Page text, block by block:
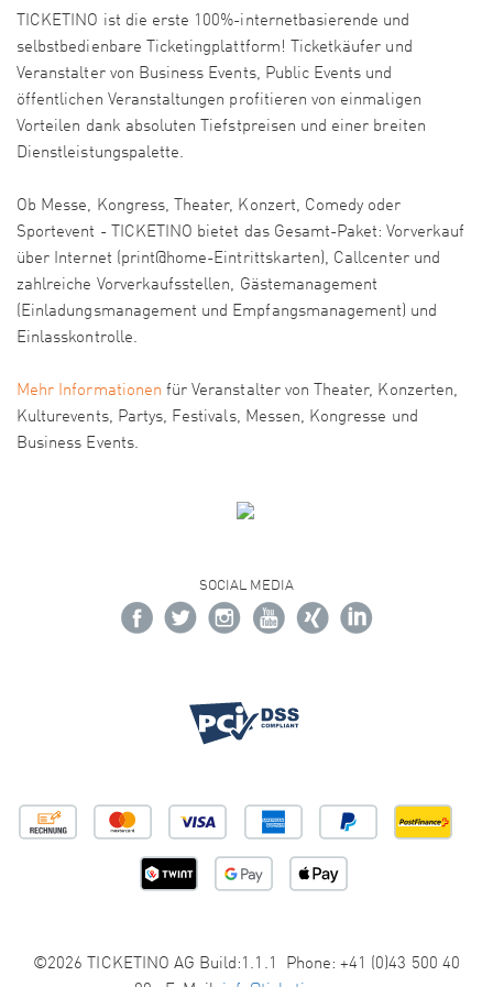
TICKETINO ist die erste 100%-internetbasierende und
selbstbedienbare Ticketingplattform! Ticketkäufer und
Veranstalter von Business Events, Public Events und
öffentlichen Veranstaltungen profitieren von einmaligen
Vorteilen dank absoluten Tiefstpreisen und einer breiten
Dienstleistungspalette.
Ob Messe, Kongress, Theater, Konzert, Comedy oder
Sportevent - TICKETINO bietet das Gesamt-Paket: Vorverkauf
über Internet (print@home-Eintrittskarten), Callcenter und
zahlreiche Vorverkaufsstellen, Gästemanagement
(Einladungsmanagement und Empfangsmanagement) und
Einlasskontrolle.
Mehr Informationen für Veranstalter von Theater, Konzerten,
Kulturevents, Partys, Festivals, Messen, Kongresse und
Business Events.
SOCIAL MEDIA
©2026 TICKETINO AG Build:1.1.1 Phone: +41 (0)43 500 40